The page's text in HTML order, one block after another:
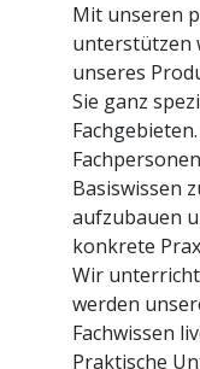
Mit unseren
unterstützen
unseres
Sie ganz
Basiswissen
aufzubauen
konkrete
Wir
werden
Fachwissen
Praktische